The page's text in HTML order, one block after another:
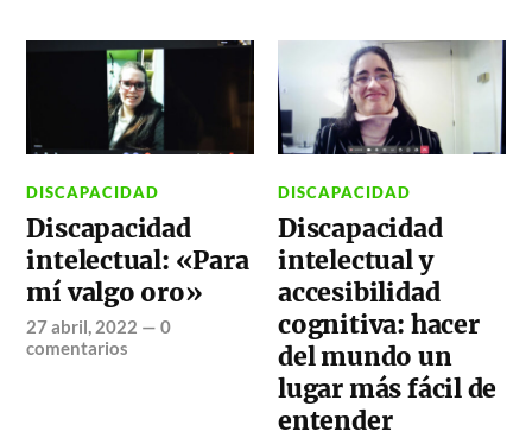
DISCAPACIDAD
Discapacidad
intelectual: «Para
mí valgo oro»
27 abril, 2022 —0
comentarios
DISCAPACIDAD
Discapacidad
intelectual y
accesibilidad
cognitiva: hacer
del mundo un
lugar más fácil de
entender